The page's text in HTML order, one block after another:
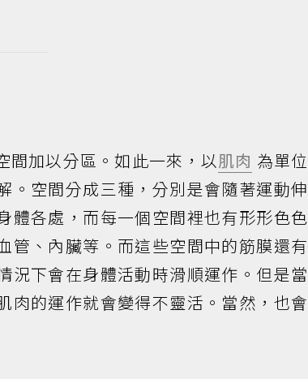
間加以分區。如此一來，以肌肉 為單位
。空間分成三種，分別是會隨著運動伸
體各處，而每一個空間裡也有形形色色
管、內臟等。而這些空間中的筋膜還有
況下會在身體活動時滑順運作。但是當
肉的運作就會變得不靈活。當然，也會